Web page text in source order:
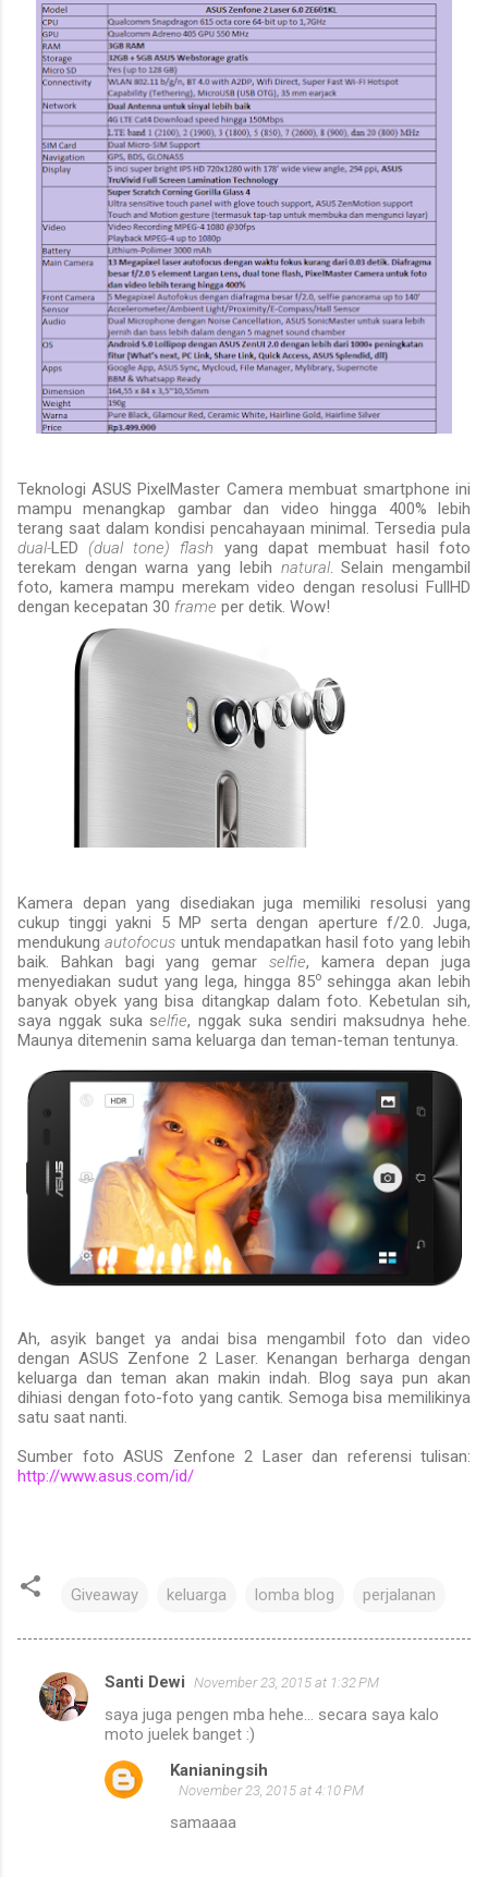
Teknologi ASUS PixelMaster Camera membuat smartphone ini
mampu menangkap gambar dan video hingga 400% lebih
terang saat dalam kondisi pencahayaan minimal. Tersedia pula
dual-LED (dual tone) flash yang dapat membuat hasil foto
terekam dengan warna yang lebih natural. Selain mengambil
foto, kamera mampu merekam video dengan resolusi FullHD
dengan kecepatan 30 frame per detik. Wow!
Kamera depan yang disediakan juga memiliki resolusi yang
cukup tinggi yakni 5 MP serta dengan aperture f/2.0.Juga,
mendukungautofocus untuk mendapatkan hasil foto yang lebih
baik. Bahkan bagi yang gemar selfie, kamera depan juga
menyediakan sudut yang lega, hingga 85o sehingga akan lebih
banyak obyek yang bisa ditangkap dalam foto.
Kebetulan sih,
saya nggak suka selfie, nggak suka sendiri maksudnya hehe.
Maunya ditemenin sama keluarga dan teman-teman tentunya.
Ah, asyik banget ya andai bisa mengambil foto dan video
dengan ASUS Zenfone 2 Laser. Kenangan berharga dengan
keluarga dan teman akan makin indah. Blog saya pun akan
dihiasi dengan foto-foto yang cantik. Semoga bisa memilikinya
satu saat nanti.
Sumber foto ASUS Zenfone 2 Laser dan referensi tulisan:
http://www.asus.com/id/
Giveaway keluarga lomba blog perjalanan
C
o
Santi Dewi November 23, 2015 at 1:32 PM
saya juga pengen mba hehe... secara saya kalo
moto juelek banget :)
Kanianingsih
November 23, 2015 at 4:10 PM
samaaaa